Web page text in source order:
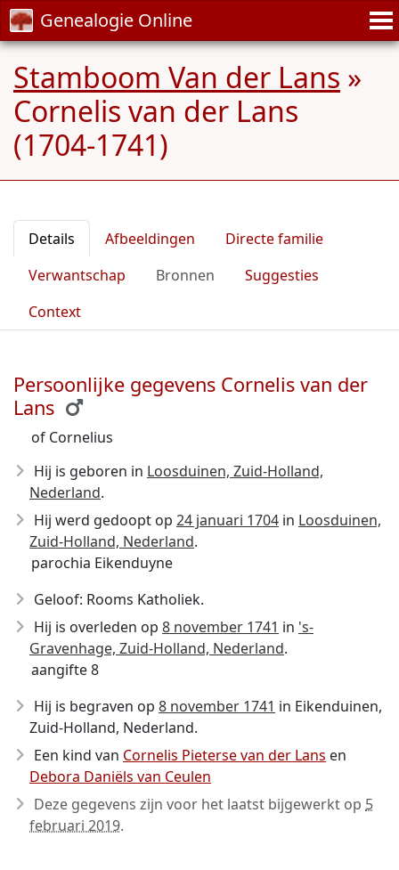
Genealogie Online
Stamboom Van der Lans »
Cornelis van der Lans
(1704-1741)
Details Afbeeldingen
Directe familie
Verwantschap
Bronnen
Suggesties
Context
Persoonlijke gegevens Cornelis van der
Lans
of Cornelius
Hij is geboren in Loosduinen, Zuid-Holland,
Nederland.
Hij werd gedoopt op 24 januari 1704 in Loosduinen,
Zuid-Holland, Nederland.
parochia Eikenduyne
Geloof: Rooms Katholiek.
Hij is overleden op 8 november 1741 in 's-
Gravenhage, Zuid-Holland, Nederland.
aangifte 8
Hij is begraven op 8 november 1741 in Eikenduinen,
Zuid-Holland, Nederland.
Een kind van Cornelis Pieterse van der Lans en
Debora Daniëls van Ceulen
Deze gegevens zijn voor het laatst bijgewerkt op 5
februari 2019.